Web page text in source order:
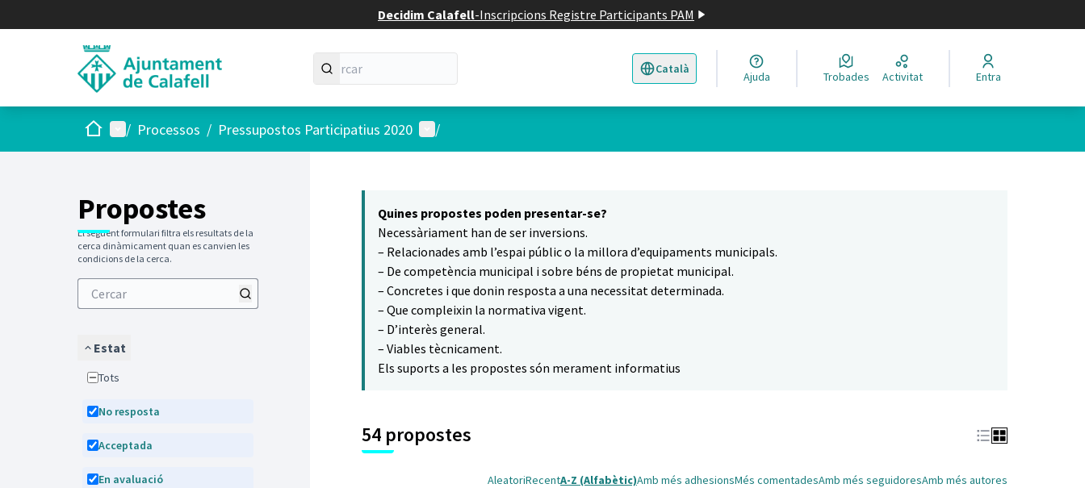
Decidim Calafell-Inscripcions Registre Participants PAM
Català
Triar la llengua Elegir el idioma
Ajuda Trobades Activitat Entra
Inici Menú principal
/ Processos / Pressupostos Participatius 2020 Menú d'usuari
/
Propostes
El següent formulari filtra els resultats de la
cerca dinàmicament quan es canvien les
condicions de la cerca.
Estat
Tots
No resposta
Acceptada
En avaluació
Quines propostes poden presentar-se?
Necessàriament han de ser inversions.
– Relacionades amb l’espai públic o la millora d’equipaments municipals.
– De competència municipal i sobre béns de propietat municipal.
– Concretes i que donin resposta a una necessitat determinada.
– Que compleixin la normativa vigent.
– D’interès general.
– Viables tècnicament.
Els suports a les propostes són merament informatius
54 propostes
AleatoriRecentA-Z (Alfabètic)Amb més adhesionsMés comentadesAmb més seguidoresAmb més autores